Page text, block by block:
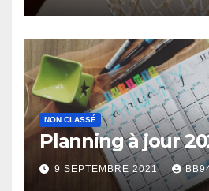
NON CLASSÉ
Planning à jour
9 SEPTEMBRE 2021